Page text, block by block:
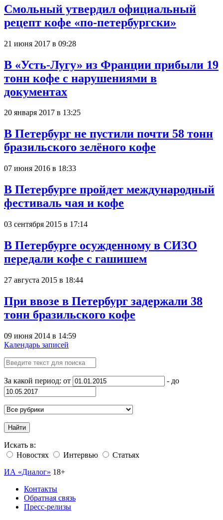
Смольный утвердил официальный
рецепт кофе «по-петербургски»
21 июня 2017 в 09:28
В «Усть-Лугу» из Франции прибыли 19
тонн кофе с нарушениями в
документах
20 января 2017 в 13:25
В Петербург не пустили почти 58 тонн
бразильского зелёного кофе
07 июня 2016 в 18:33
В Петербурге пройдет международный
фестиваль чая и кофе
03 сентября 2015 в 17:14
В Петербурге осужденному в СИЗО
передали кофе с гашишем
27 августа 2015 в 18:44
При ввозе в Петербург задержали 38
тонн бразильского кофе
09 июня 2014 в 14:59
Календарь записей
За какой период: от - до
Найти
Искать в:
Новостях
Интервью
Статьях
ИА «Диалог» 18+
Контакты
Обратная связь
Пресс-релизы